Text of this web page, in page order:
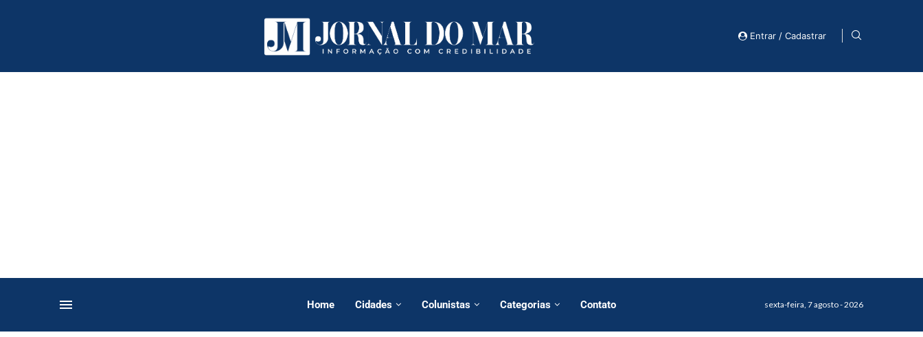
Entrar / Cadastrar
Home Cidades Colunistas Categorias Contato sexta-feira, 7 agosto - 2026